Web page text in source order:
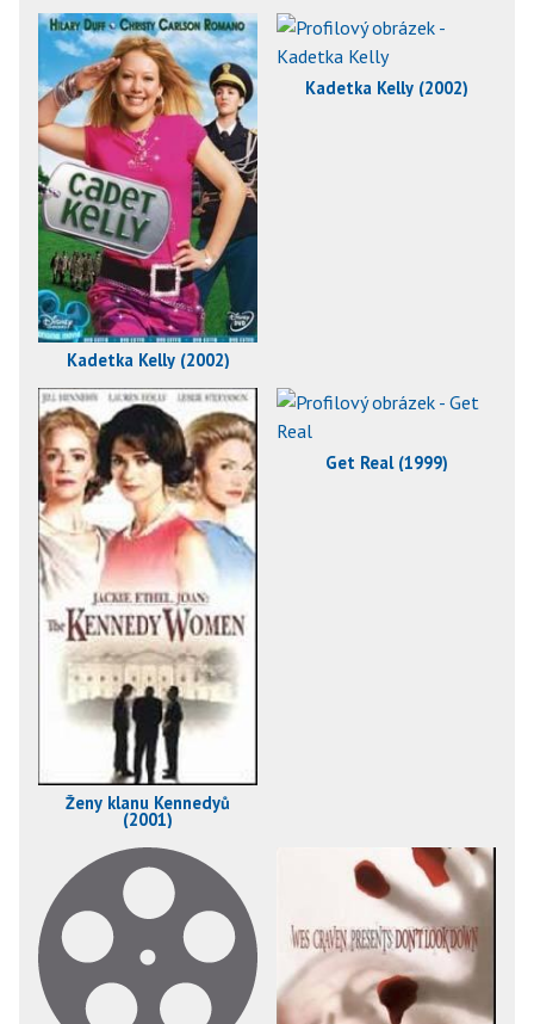
Kadetka Kelly (2002)
Kadetka Kelly (2002)
Ženy klanu Kennedyů
(2001)
Get Real (1999)